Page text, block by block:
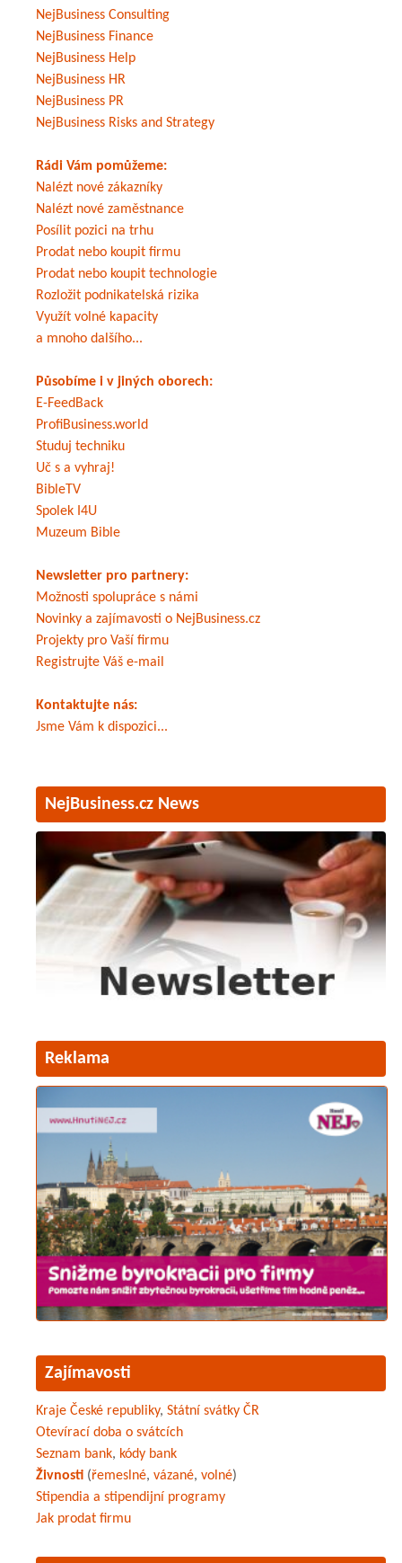
NejBusiness Consulting
NejBusiness Finance
NejBusiness Help
NejBusiness HR
NejBusiness PR
NejBusiness Risks and Strategy
Rádi Vám pomůžeme:
Nalézt nové zákazníky
Nalézt nové zaměstnance
Posílit pozici na trhu
Prodat nebo koupit firmu
Prodat nebo koupit technologie
Rozložit podnikatelská rizika
Využít volné kapacity
a mnoho dalšího...
Působíme i v jiných oborech:
E-FeedBack
ProfiBusiness.world
Studuj techniku
Uč s a vyhraj!
BibleTV
Spolek I4U
Muzeum Bible
Newsletter pro partnery:
Možnosti spolupráce s námi
Novinky a zajímavosti o NejBusiness.cz
Projekty pro Vaší firmu
Registrujte Váš e-mail
Kontaktujte nás:
Jsme Vám k dispozici...
NejBusiness.cz News
Reklama
Zajímavosti
Kraje České republiky, Státní svátky ČR
Otevírací doba o svátcích
Seznam bank, kódy bank
Živnosti (řemeslné, vázané, volné)
Stipendia a stipendijní programy
Jak prodat firmu